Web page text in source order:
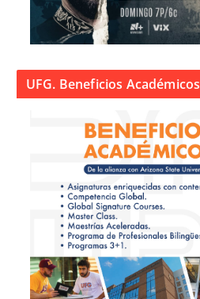
UFG. Beneficios Académicos